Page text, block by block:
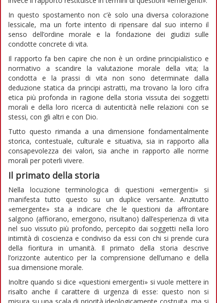
In questo spostamento non c’è solo una diversa colorazione
lessicale, ma un forte intento di ripensare dal suo interno il
senso dell’ordine morale e la fondazione dei giudizi sulle
condotte concrete di vita.
Il rapporto fa ben capire che non è un ordine principialistico e
normativo a scandire la valutazione morale della vita; la
condotta e la prassi di vita non sono determinate dalla
deduzione statica da principi astratti, ma trovano la loro cifra
etica più profonda in ragione della storia vissuta dei soggetti
morali e della loro ricerca di autenticità nelle relazioni con se
stessi, con gli altri e con Dio.
Tutto questo rimanda a una dimensione fondamentalmente
storica, contestuale, culturale e situativa, sia in rapporto alla
consapevolezza dei valori, sia anche in rapporto alle norme
morali per poterli vivere.
Il primato della storia
Nella locuzione terminologica di questioni «emergenti» si
manifesta tutto questo su un duplice versante. Anzitutto
«emergente» sta a indicare che le questioni da affrontare
salgono (affiorano, emergono, risultano) dall’esperienza di vita
nel suo vissuto più profondo, percepito dai soggetti nella loro
intimità di coscienza e condiviso da essi con chi si prende cura
della fioritura in umanità. Il primato della storia descrive
l’orizzonte autentico per la comprensione dell’umano e della
sua dimensione morale.
Inoltre quando si dice «questioni emergenti» si vuole mettere in
risalto anche il carattere di urgenza di esse: questo non si